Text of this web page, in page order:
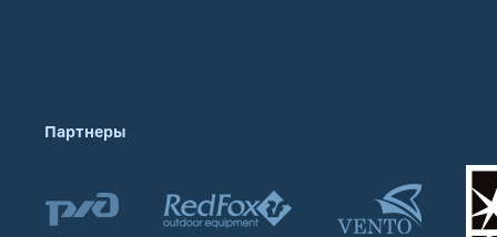
Партнеры